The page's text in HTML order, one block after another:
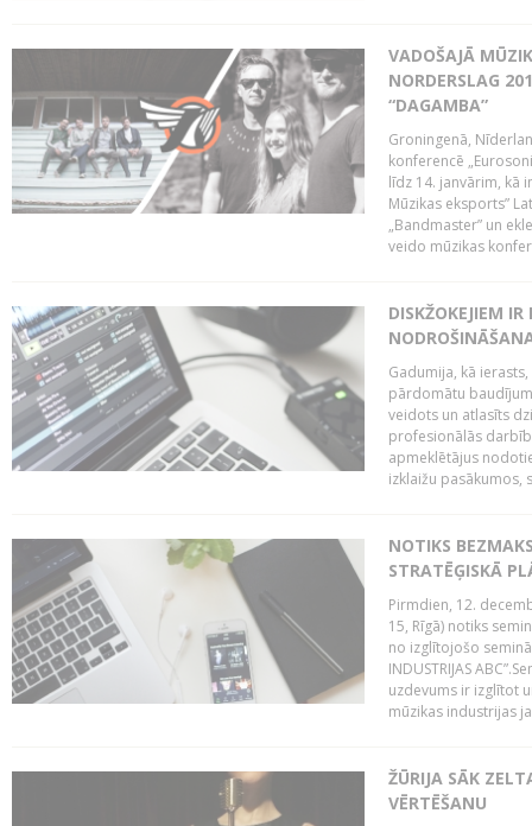
VADOŠAJĀ
NORDERSLAG
“DAGAMBA”
Groningenā,
konferencē
līdz 14. janvārim, kā
Mūzikas eksports”
„Bandmaster” un
veido mūzikas
DISKŽOKEJIEM
Gadumija, kā
pārdomātu
veidots un atlasīts
profesionālās
apmeklētājus
izklaižu pasākumos,
NOTIKS
STRATĒĢISKĀ
Pirmdien, 12.
15, Rīgā) notiks
no izglītojošo
INDUSTRIJAS
uzdevums ir izglītot
mūzikas industrijas
ŽŪRIJA SĀK
VĒRTĒŠANU